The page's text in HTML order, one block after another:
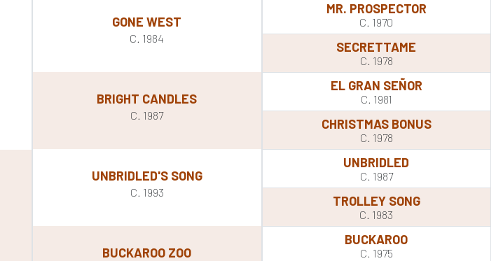
GONE WEST
C. 1984
BRIGHT CANDLES
C. 1987
UNBRIDLED'S SONG
C. 1993
BUCKAROO ZOO
MR. PROSPECTOR
C. 1970
SECRETTAME
C. 1978
EL GRAN SEÑOR
C. 1981
CHRISTMAS BONUS
C. 1978
UNBRIDLED
C. 1987
TROLLEY SONG
C. 1983
BUCKAROO
C. 1975